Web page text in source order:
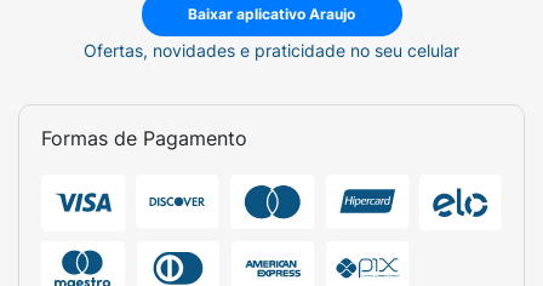
Baixar aplicativo Araujo
Ofertas, novidades e praticidade no seu celular
Formas de Pagamento